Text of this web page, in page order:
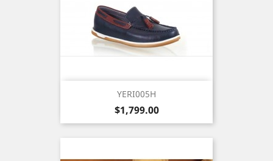
YERI005H
Precio
$1,799.00